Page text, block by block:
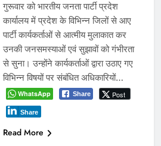
गुरूवार को भारतीय जनता पार्टी प्रदेश
कार्यालय में प्रदेश के विभिन्न जिलों से आए
पार्टी कार्यकर्ताओं से आत्मीय मुलाकात कर
उनकी जनसमस्याओं एवं सुझावों को गंभीरता
से सुना। उन्होंने कार्यकर्ताओं द्वारा उठाए गए
विभिन्न विषयों पर संबंधित अधिकारियों…
WhatsApp Share Post
Share
Read More